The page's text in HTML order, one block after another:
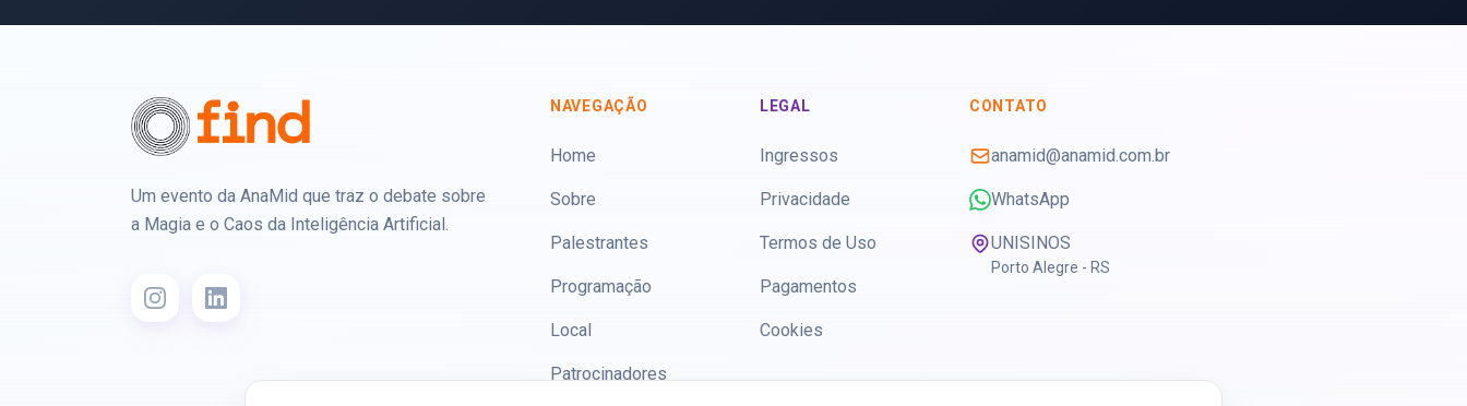
Um evento da AnaMid que traz o debate sobre
a Magia e o Caos da Inteligência Artificial.
NAVEGAÇÃO
Home
Sobre
Palestrantes
Programação
Local
Patrocinadores
LEGAL
Ingressos
Privacidade
Termos de Uso
Pagamentos
Cookies
CONTATO
anamid@anamid.com.br
WhatsApp
UNISINOS
Porto Alegre - RS